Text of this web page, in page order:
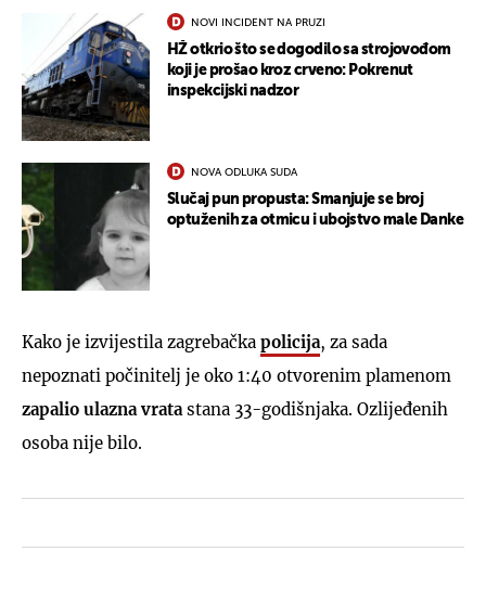
NOVI INCIDENT NA PRUZI
HŽ otkrio što se dogodilo sa strojovođom
koji je prošao kroz crveno: Pokrenut
inspekcijski nadzor
NOVA ODLUKA SUDA
Slučaj pun propusta: Smanjuje se broj
optuženih za otmicu i ubojstvo male Danke
Kako je izvijestila zagrebačka policija, za sada
nepoznati počinitelj je oko 1:40 otvorenim plamenom
zapalio ulazna vrata stana 33-godišnjaka. Ozlijeđenih
osoba nije bilo.